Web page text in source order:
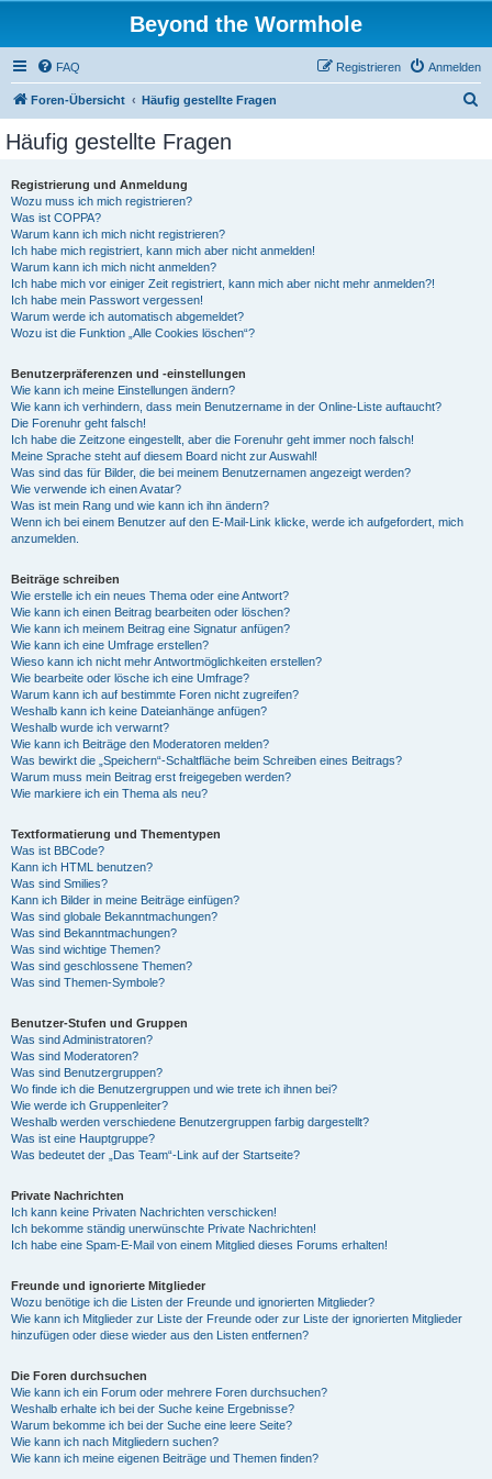
Beyond the Wormhole
FAQ Anmelden
Registrieren
Foren-Übersicht Häufig gestellte Fragen
Häufig gestellte Fragen
Registrierung und Anmeldung
Wozu muss ich mich registrieren?
Was ist COPPA?
Warum kann ich mich nicht registrieren?
Ich habe mich registriert, kann mich aber nicht anmelden!
Warum kann ich mich nicht anmelden?
Ich habe mich vor einiger Zeit registriert, kann mich aber nicht mehr anmelden?!
Ich habe mein Passwort vergessen!
Warum werde ich automatisch abgemeldet?
Wozu ist die Funktion „Alle Cookies löschen“?
Benutzerpräferenzen und -einstellungen
Wie kann ich meine Einstellungen ändern?
Wie kann ich verhindern, dass mein Benutzername in der Online-Liste auftaucht?
Die Forenuhr geht falsch!
Ich habe die Zeitzone eingestellt, aber die Forenuhr geht immer noch falsch!
Meine Sprache steht auf diesem Board nicht zur Auswahl!
Was sind das für Bilder, die bei meinem Benutzernamen angezeigt werden?
Wie verwende ich einen Avatar?
Was ist mein Rang und wie kann ich ihn ändern?
Wenn ich bei einem Benutzer auf den E-Mail-Link klicke, werde ich aufgefordert, mich
anzumelden.
Beiträge schreiben
Wie erstelle ich ein neues Thema oder eine Antwort?
Wie kann ich einen Beitrag bearbeiten oder löschen?
Wie kann ich meinem Beitrag eine Signatur anfügen?
Wie kann ich eine Umfrage erstellen?
Wieso kann ich nicht mehr Antwortmöglichkeiten erstellen?
Wie bearbeite oder lösche ich eine Umfrage?
Warum kann ich auf bestimmte Foren nicht zugreifen?
Weshalb kann ich keine Dateianhänge anfügen?
Weshalb wurde ich verwarnt?
Wie kann ich Beiträge den Moderatoren melden?
Was bewirkt die „Speichern“-Schaltfläche beim Schreiben eines Beitrags?
Warum muss mein Beitrag erst freigegeben werden?
Wie markiere ich ein Thema als neu?
Textformatierung und Thementypen
Was ist BBCode?
Kann ich HTML benutzen?
Was sind Smilies?
Kann ich Bilder in meine Beiträge einfügen?
Was sind globale Bekanntmachungen?
Was sind Bekanntmachungen?
Was sind wichtige Themen?
Was sind geschlossene Themen?
Was sind Themen-Symbole?
Benutzer-Stufen und Gruppen
Was sind Administratoren?
Was sind Moderatoren?
Was sind Benutzergruppen?
Wo finde ich die Benutzergruppen und wie trete ich ihnen bei?
Wie werde ich Gruppenleiter?
Weshalb werden verschiedene Benutzergruppen farbig dargestellt?
Was ist eine Hauptgruppe?
Was bedeutet der „Das Team“-Link auf der Startseite?
Private Nachrichten
Ich kann keine Privaten Nachrichten verschicken!
Ich bekomme ständig unerwünschte Private Nachrichten!
Ich habe eine Spam-E-Mail von einem Mitglied dieses Forums erhalten!
Freunde und ignorierte Mitglieder
Wozu benötige ich die Listen der Freunde und ignorierten Mitglieder?
Wie kann ich Mitglieder zur Liste der Freunde oder zur Liste der ignorierten Mitglieder
hinzufügen oder diese wieder aus den Listen entfernen?
Die Foren durchsuchen
Wie kann ich ein Forum oder mehrere Foren durchsuchen?
Weshalb erhalte ich bei der Suche keine Ergebnisse?
Warum bekomme ich bei der Suche eine leere Seite?
Wie kann ich nach Mitgliedern suchen?
Wie kann ich meine eigenen Beiträge und Themen finden?